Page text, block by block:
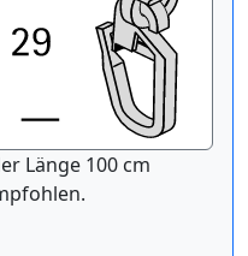
Länge 100 cm